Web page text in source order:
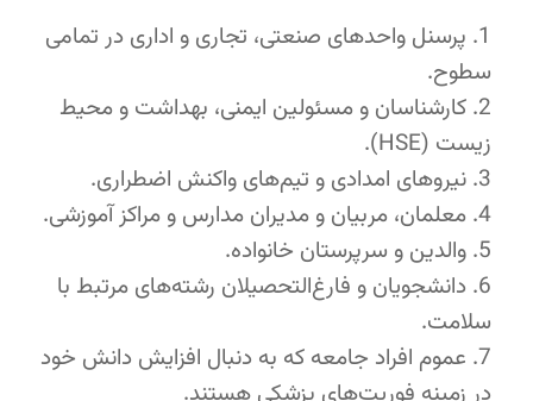
پرسنل واحدهای صنعتی، تجاری و اداری در تمامی
سطوح.
کارشناسان و مسئولین ایمنی، بهداشت و محیط
زیست (HSE).
نیروهای امدادی و تیم‌های واکنش اضطراری.
معلمان، مربیان و مدیران مدارس و مراکز آموزشی.
والدین و سرپرستان خانواده.
دانشجویان و فارغ‌التحصیلان رشته‌های مرتبط با
سلامت.
عموم افراد جامعه که به دنبال افزایش دانش خود